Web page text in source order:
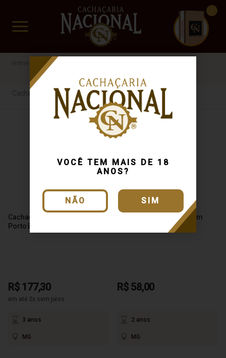
VOCÊ TEM MAIS DE 18
ANOS?
NÃO SIM
www.cachacarianacional.com.br
CUIDADO FRÁGIL
Cachaça
Cachaça Duim Três Carvalhos
Porto Edição Limitada 750ml
R$ 177,30
em até 2x sem juros
3 anos
MG
Cachaça Reserva do Duim
Amburana 750ml
R$ 58,00
2 anos
MG